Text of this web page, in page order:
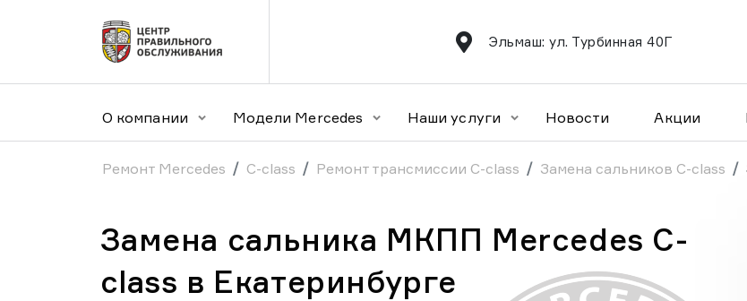
Эльмаш: ул. Турбинная 40Г
О компании Модели Mercedes Наши услуги Новости Акции
Ремонт Mercedes C-class Ремонт трансмиссии C-class Замена сальников C-class
Замена сальника МКПП Mercedes C-
class в Екатеринбурге